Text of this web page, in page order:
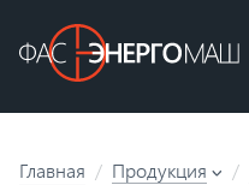
Главная Продукция